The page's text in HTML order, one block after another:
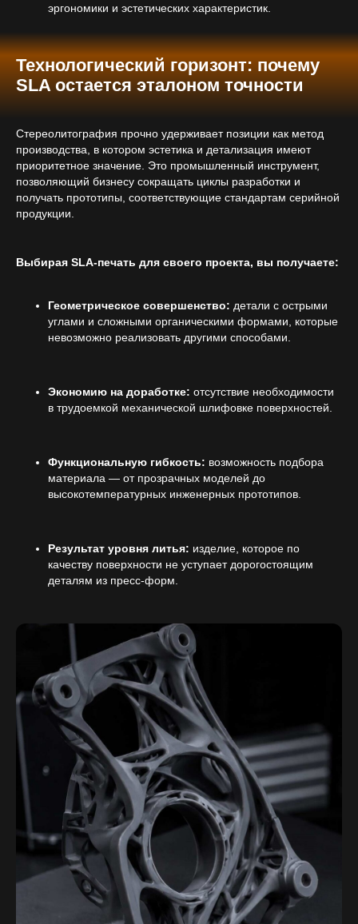
эргономики и эстетических характеристик.
Технологический горизонт: почему
SLA остается эталоном точности
Стереолитография прочно удерживает позиции как метод
производства, в котором эстетика и детализация имеют
приоритетное значение. Это промышленный инструмент,
позволяющий бизнесу сокращать циклы разработки и
получать прототипы, соответствующие стандартам серийной
продукции.
Выбирая SLA-печать для своего проекта, вы получаете:
Геометрическое совершенство: детали с острыми
углами и сложными органическими формами, которые
невозможно реализовать другими способами.
Экономию на доработке: отсутствие необходимости
в трудоемкой механической шлифовке поверхностей.
Функциональную гибкость: возможность подбора
материала — от прозрачных моделей до
высокотемпературных инженерных прототипов.
Результат уровня литья: изделие, которое по
качеству поверхности не уступает дорогостоящим
деталям из пресс-форм.